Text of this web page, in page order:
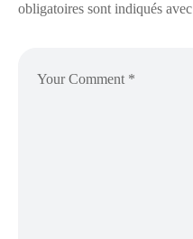
obligatoires sont indiqués avec